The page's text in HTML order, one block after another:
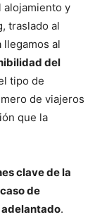
alojamiento y
traslado al
al
del
tipo de
de viajeros
que la
clave de la
de
adelantado.